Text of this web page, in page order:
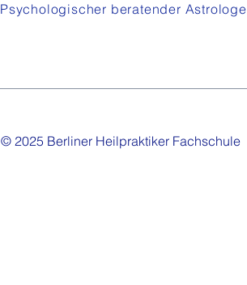
Psychologischer beratender Astrologe
© 2025 Berliner Heilpraktiker Fachschule